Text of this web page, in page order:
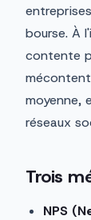
bourse. À
contente
moyenne,
réseaux
Trois
NPS